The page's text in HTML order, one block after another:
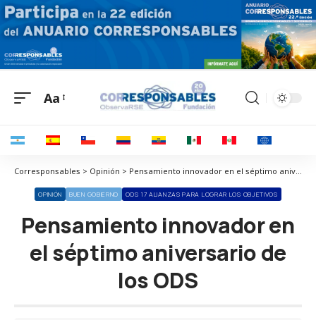
Aa
Corresponsables > Opinión > Pensamiento innovador en el séptimo aniversario de los ODS
OPINIÓN BUEN GOBIERNO ODS 17 ALIANZAS PARA LOGRAR LOS OBJETIVOS
Pensamiento innovador en
el séptimo aniversario de
los ODS